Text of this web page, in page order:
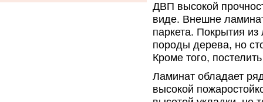
ДВП высокой
виде. Внешне
паркета. Покрытия
породы дерева, но
Кроме того,
Ламинат обладает
высокой